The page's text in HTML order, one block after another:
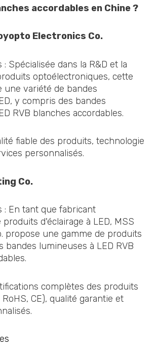
accordables en Chine ?
Electronics Co.
Spécialisée dans la R&D et la
optoélectroniques, cette
une variété de bandes
y compris des bandes
RVB blanches accordables.
fiable des produits, technologie
personnalisés.
Co.
: En tant que fabricant
d'éclairage à LED, MSS
propose une gamme de produits
bandes lumineuses à LED RVB
complètes des produits
RoHS, CE), qualité garantie et